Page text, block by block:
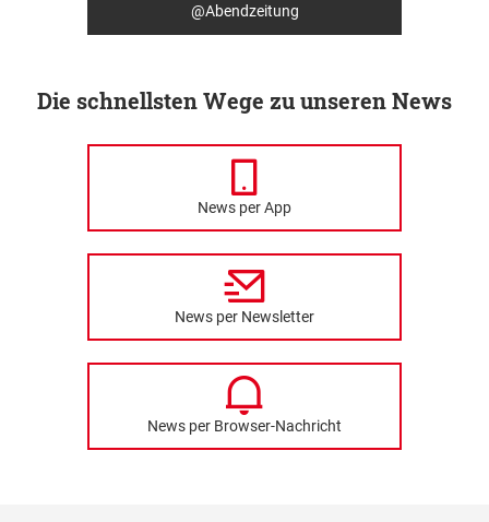
@Abendzeitung
Die schnellsten Wege zu unseren News
News per App
News per Newsletter
News per Browser-Nachricht